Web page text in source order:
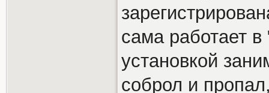
сама работает
установкой
соброл и